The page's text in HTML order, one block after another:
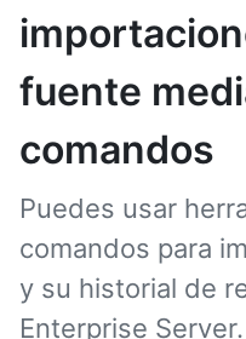
fuente
comandos
Puedes usar
comandos para
y su historial de
Enterprise Server.